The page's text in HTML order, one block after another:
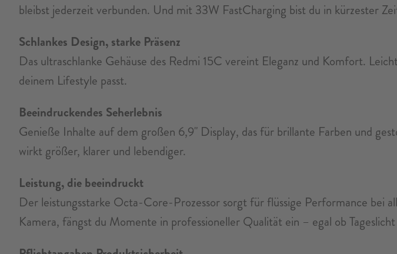
bleibst jederzeit verbunden. Und mit 33W FastCharging bist du in kürzester
Schlankes Design, starke Präsenz
Das ultraschlanke Gehäuse des Redmi 15C vereint Eleganz und Komfort.
deinem Lifestyle passt.
Beeindruckendes Seherlebnis
Genieße Inhalte auf dem großen 6,9" Display, das für brillante Farben und
wirkt größer, klarer und lebendiger.
Leistung, die beeindruckt
Der leistungsstarke Octa-Core-Prozessor sorgt für flüssige Performance
Kamera, fängst du Momente in professioneller Qualität ein – egal ob